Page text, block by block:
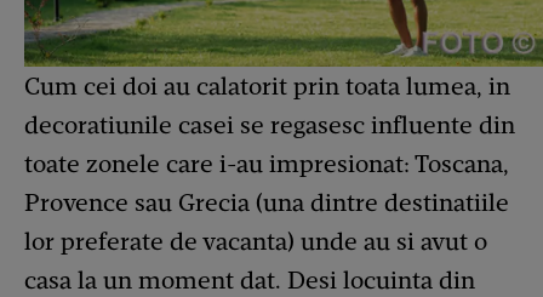
Cum cei doi au calatorit prin toata lumea, in
decoratiunile casei se regasesc influente din
toate zonele care i-au impresionat: Toscana,
Provence sau Grecia (una dintre destinatiile
lor preferate de vacanta) unde au si avut o
casa la un moment dat. Desi locuinta din